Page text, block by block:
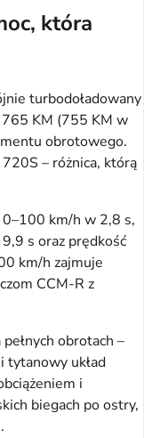
która
turbodoładowany
KM (755 KM w
obrotowego.
– różnica, którą
km/h w 2,8 s,
s oraz prędkość
km/h zajmuje
CCM-R z
obrotach –
tytanowy układ
i
biegach po ostry,